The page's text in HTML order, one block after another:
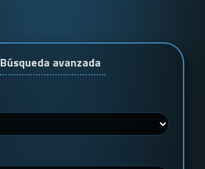
Búsqueda avanzada